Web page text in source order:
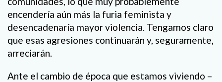
encendería aún más la furia feminista y
desencadenaría mayor violencia. Tengamos claro
que esas agresiones continuarán y, seguramente,
arreciarán.
Ante el cambio de época que estamos viviendo –